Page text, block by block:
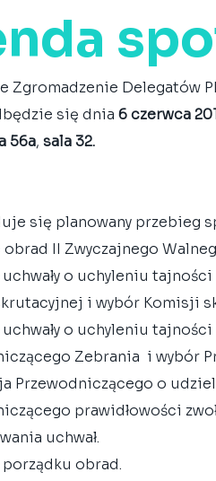
Zgromadzenie Delegatów
się dnia 6 czerwca
56a, sala 32.
się planowany przebieg
II Zwyczajnego
o uchyleniu
i wybór Komisji
o uchyleniu
Zebrania  i wybór
Przewodniczącego o
prawidłowości
uchwał.
obrad.